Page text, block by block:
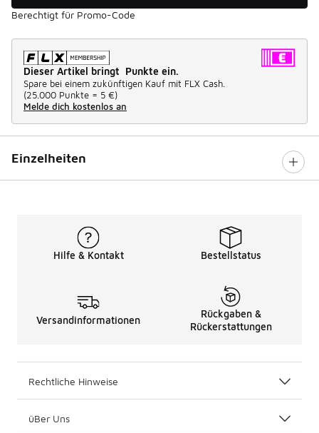
Berechtigt für Promo-Code
Dieser Artikel bringt Punkte ein.
Spare bei einem zukünftigen Kauf mit FLX Cash.
(25.000 Punkte = 5 €)
Melde dich kostenlos an
Einzelheiten
Hilfe & Kontakt Bestellstatus
Versandinformationen
Rückgaben &
Rückerstattungen
Rechtliche Hinweise
üBer Uns